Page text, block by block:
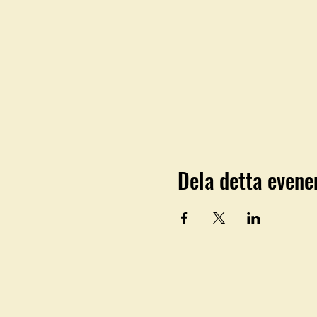
Dela detta